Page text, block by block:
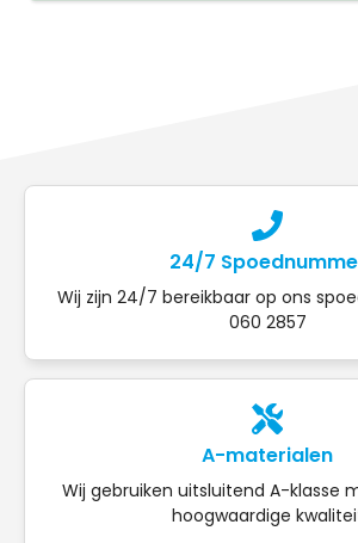
24/7
Wij zijn 24/7 bereikbaar op ons
060 2857
A-materialen
Wij gebruiken uitsluitend A-klasse
hoogwaardige